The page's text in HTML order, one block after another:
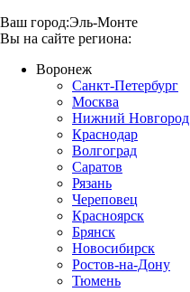
Ваш город:Эль-Монте
Вы на сайте региона:
Воронеж
Санкт-Петербург
Москва
Нижний Новгород
Краснодар
Волгоград
Саратов
Рязань
Череповец
Красноярск
Брянск
Новосибирск
Ростов-на-Дону
Тюмень